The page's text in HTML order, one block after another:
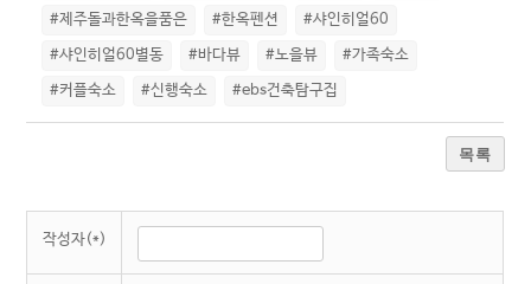
#제주돌과한옥을품은
#한옥펜션
#샤인히얼60
#샤인히얼60별동
#바다뷰 #노을뷰
#가족숙소
#커플숙소
#신행숙소 #ebs건축탐구집
목록
작성자(*)